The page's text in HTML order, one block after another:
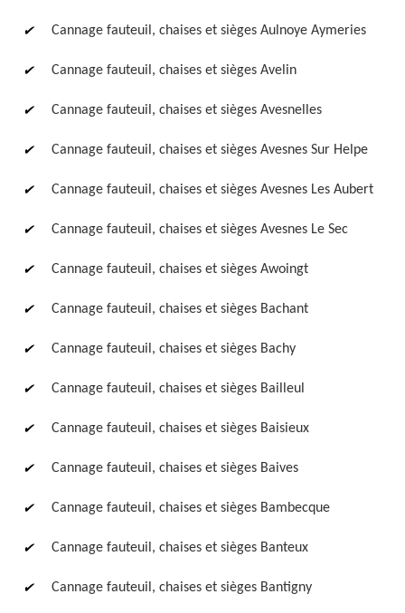
Cannage fauteuil, chaises et sièges Aulnoye Aymeries
Cannage fauteuil, chaises et sièges Avelin
Cannage fauteuil, chaises et sièges Avesnelles
Cannage fauteuil, chaises et sièges Avesnes Sur Helpe
Cannage fauteuil, chaises et sièges Avesnes Les Aubert
Cannage fauteuil, chaises et sièges Avesnes Le Sec
Cannage fauteuil, chaises et sièges Awoingt
Cannage fauteuil, chaises et sièges Bachant
Cannage fauteuil, chaises et sièges Bachy
Cannage fauteuil, chaises et sièges Bailleul
Cannage fauteuil, chaises et sièges Baisieux
Cannage fauteuil, chaises et sièges Baives
Cannage fauteuil, chaises et sièges Bambecque
Cannage fauteuil, chaises et sièges Banteux
Cannage fauteuil, chaises et sièges Bantigny